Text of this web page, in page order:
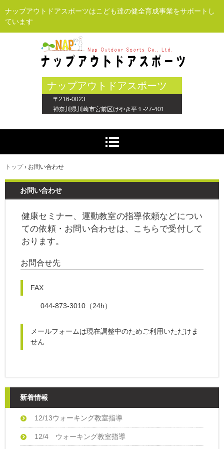
ナップアウトドアスポーツはこども達の健全育成事業をサポートし
ています
ナップアウトドアスポーツ
〒216-0023
神奈川県川崎市宮前区けやき平１-27-401
トップ › お問い合わせ
お問い合わせ
健康セミナー、運動教室の指導依頼などについ
ての依頼・お問い合わせは、こちらで受付して
おります。
お問合せ先
FAX
044-873-3010（24h）
メールフォームは現在調整中のためご利用いただけま
せん
新着情報
12/13ウォーキング教室指導
12/4 ウォーキング教室指導